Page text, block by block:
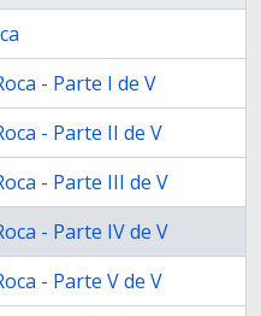
- Parte I de V
- Parte II de V
- Parte III de V
- Parte IV de V
- Parte V de V